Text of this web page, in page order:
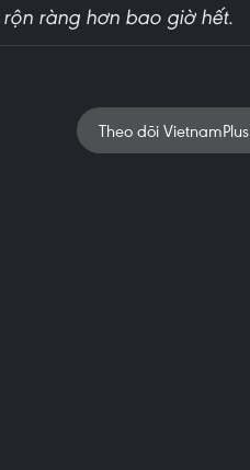
ràng hơn bao giờ hết.
Theo dõi VietnamPlus